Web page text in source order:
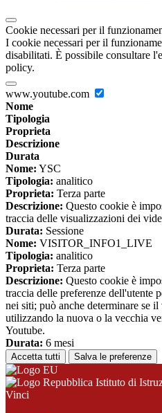
Cookie necessari per il
I cookie necessari per il
disabilitati. È possibile consultare
policy.
www.youtube.com
Nome
Tipologia
Proprieta
Descrizione
Durata
Nome: YSC
Tipologia: analitico
Proprieta: Terza parte
Descrizione: Questo cookie è
traccia delle visualizzazioni dei
Durata: Sessione
Nome: VISITOR_INFO1_LIVE
Tipologia: analitico
Proprieta: Terza parte
Descrizione: Questo cookie è
traccia delle preferenze dell'utente
nei siti; può anche determinare se
utilizzando la nuova o la vecchia
Youtube.
Durata: 6 mesi
Accetta tutti Salva le preferenze
Istituto di
Vinci